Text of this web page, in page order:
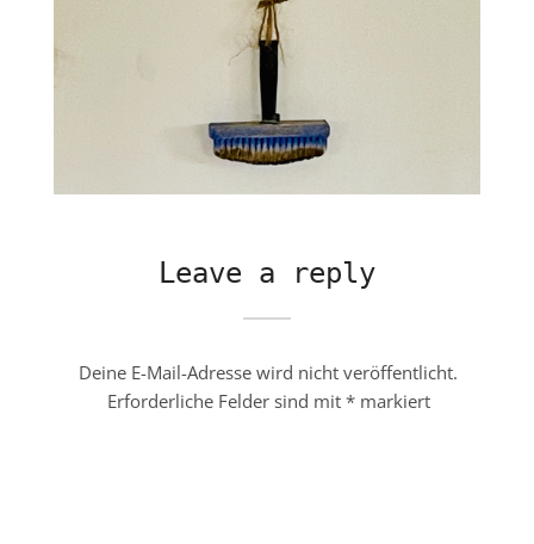
Leave a reply
Deine E-Mail-Adresse wird nicht veröffentlicht.
Erforderliche Felder sind mit *markiert